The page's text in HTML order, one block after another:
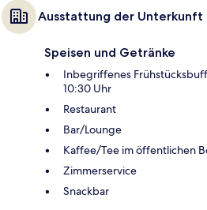
Ausstattung der Unterkunft
Speisen und Getränke
Inbegriffenes
10:30 Uhr
Restaurant
Bar/Lounge
Kaffee/Tee im öffentlichen
Zimmerservice
Snackbar